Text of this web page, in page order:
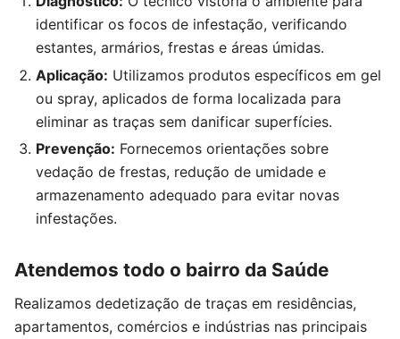
identificar os focos de infestação, verificando
estantes, armários, frestas e áreas úmidas.
Aplicação: Utilizamos produtos específicos em gel
ou spray, aplicados de forma localizada para
eliminar as traças sem danificar superfícies.
Prevenção: Fornecemos orientações sobre
vedação de frestas, redução de umidade e
armazenamento adequado para evitar novas
infestações.
Atendemos todo o bairro da Saúde
Realizamos dedetização de traças em residências,
apartamentos, comércios e indústrias nas principais